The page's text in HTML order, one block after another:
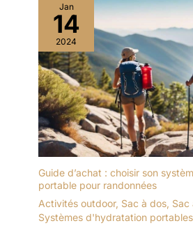
Jan
14
2024
Guide d’achat : choisir son
portable pour randonnées
Activités outdoor, Sac à dos, Sac
Systèmes d'hydratation portables